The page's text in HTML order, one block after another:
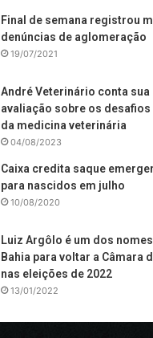
Final de semana registrou
denúncias de aglomeração
19/07/2021
André Veterinário conta
avaliação sobre os
da medicina veterinária
04/08/2023
Caixa credita saque
para nascidos em julho
10/08/2020
Luiz Argôlo é um dos
Bahia para voltar a Câmara
nas eleições de 2022
13/01/2022